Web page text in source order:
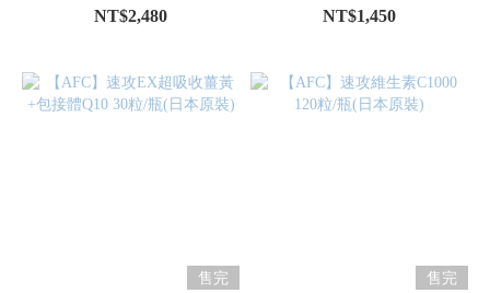
NT$2,480
裝）
NT$1,450
售完
售完